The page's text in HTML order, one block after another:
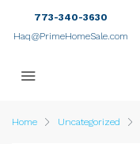
773-340-3630
Haq@PrimeHomeSale.com
Home Uncategorized